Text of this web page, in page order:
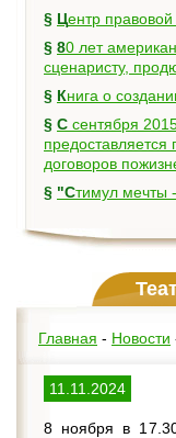
§
Центр
§ 80 лет американскому актёру, кинорежиссёру,
сценаристу,
§
Книга о
§ С сентября 2015 года в Санкт-Петербурге
предоставляется
договоров
§
"Стимул
Главная - Новости
11.11.2024
8 ноября в 17.30